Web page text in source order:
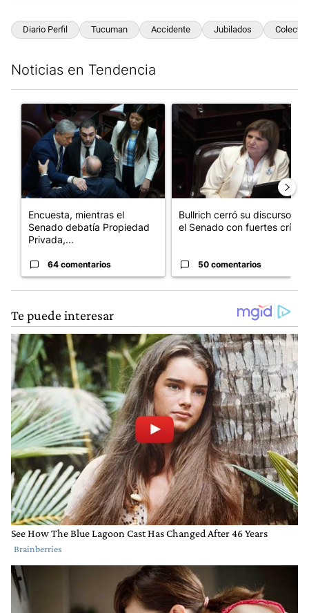
Diario Perfil Tucuman Accidente Jubilados
Noticias en Tendencia
Un artículo de tendencia con el título "Encuesta, mientras el
Encuesta, mientras el
Senado debatía Propiedad
Privada,...
64 comentarios
Un artículo de tendencia
Bullrich cerró su discurso en
el Senado con fuertes crí...
50 comentarios